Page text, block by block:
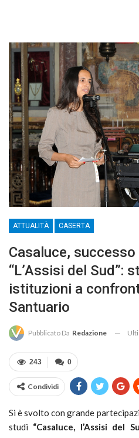
ATTUALITÀ CASERTA
Casaluce,
“L’Assisi del Sud”:
istituzioni a
Santuario
Pubblicato Da Redazione
0
243
Condividi
Si è svolto con grande
studi “Casaluce, l’Assisi del